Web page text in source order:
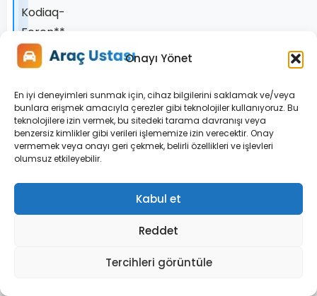
Onayı Yönet
En iyi deneyimleri sunmak için, cihaz bilgilerini saklamak ve/veya
bunlara erişmek amacıyla çerezler gibi teknolojiler kullanıyoruz. Bu
teknolojilere izin vermek, bu sitedeki tarama davranışı veya
benzersiz kimlikler gibi verileri işlememize izin verecektir. Onay
vermemek veya onayı geri çekmek, belirli özellikleri ve işlevleri
olumsuz etkileyebilir.
Kabul et
Reddet
Tercihleri görüntüle
Kodiaq-
Foren**.
Bewerten
Sie